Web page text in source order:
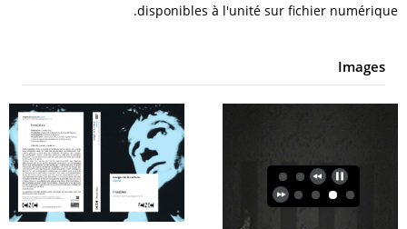
disponibles à l'unité sur fichier numérique.
Images